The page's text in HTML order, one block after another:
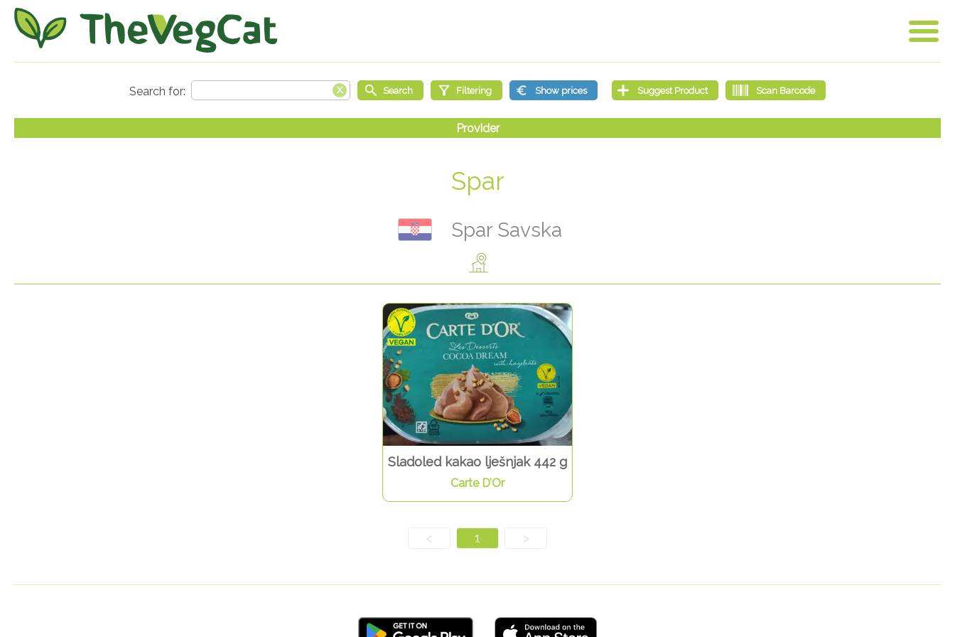
Spar
Spar Savska
Sladoled kakao lješnjak 442 g
Carte D’Or
< 1 >